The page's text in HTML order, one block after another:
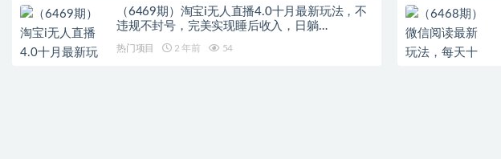
（6469期）淘宝i无人直播4.0十月最新玩法，不
违规不封号，完美实现睡后收入，日躺…
热门项目 2 年前 54